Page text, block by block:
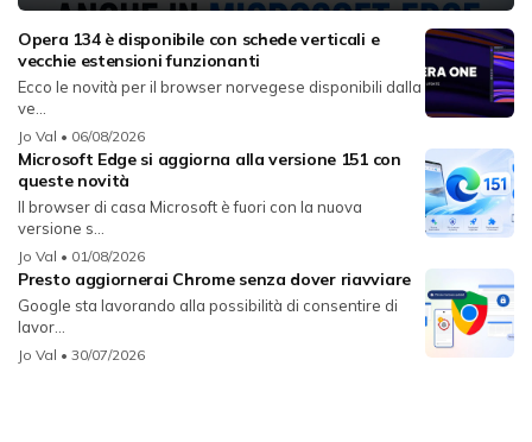
Opera 134 è disponibile con schede verticali e
vecchie estensioni funzionanti
Ecco le novità per il browser norvegese disponibili dalla
ve...
Jo Val • 06/08/2026
Microsoft Edge si aggiorna alla versione 151 con
queste novità
Il browser di casa Microsoft è fuori con la nuova
versione s...
Jo Val • 01/08/2026
Presto aggiornerai Chrome senza dover riavviare
Google sta lavorando alla possibilità di consentire di
lavor...
Jo Val • 30/07/2026